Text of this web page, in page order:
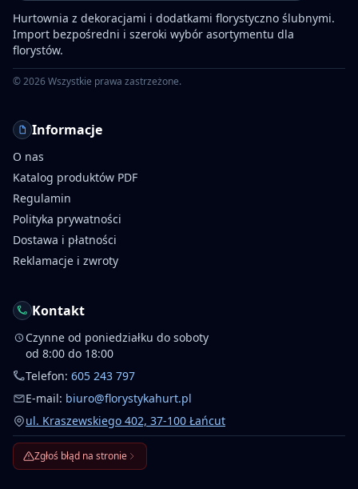
Hurtownia z dekoracjami i dodatkami florystyczno ślubnymi.
Import bezpośredni i szeroki wybór asortymentu dla
florystów.
©2026Wszystkie prawa zastrzeżone.
Informacje
O nas
Katalog produktów PDF
Regulamin
Polityka prywatności
Dostawa i płatności
Reklamacje i zwroty
Kontakt
Czynne od poniedziałku do soboty
od 8:00 do 18:00
Telefon: 605 243 797
E-mail: biuro@florystykahurt.pl
ul. Kraszewskiego 402, 37-100 Łańcut
Zgłoś błąd na stronie